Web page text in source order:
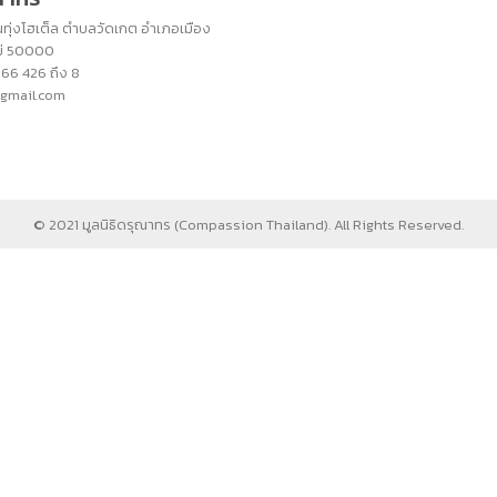
งโฮเต็ล ตำบลวัดเกต อำเภอเมือง
50000
426 ถึง 8
© 2021 มูลนิธิดรุณาทร (Compassion Thailand). All Rights Reserved.